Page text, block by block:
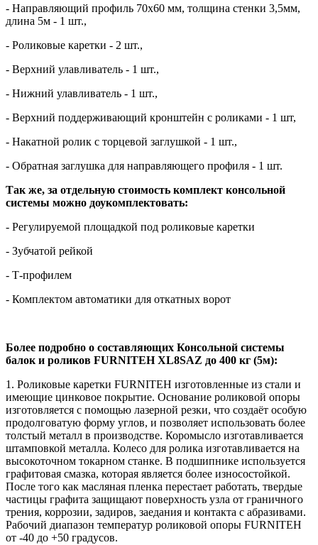
- Направляющий профиль 70х60 мм, толщина стенки 3,5мм,
длина 5м - 1 шт.,
- Роликовые каретки - 2 шт.,
- Верхний улавливатель - 1 шт.,
- Нижний улавливатель - 1 шт.,
- Верхний поддерживающий кронштейн с роликами - 1 шт,
- Накатной ролик с торцевой заглушкой - 1 шт.,
- Обратная заглушка для направляющего профиля - 1 шт.
Так же, за отдельную стоимость комплект консольной
системы можно доукомплектовать:
- Регулируемой площадкой под роликовые каретки
- Зубчатой рейкой
- Т-профилем
- Комплектом автоматики для откатных ворот
Более подробно о составляющих Консольной системы
балок и роликов FURNITEH XL8SAZ до 400 кг (5м):
1. Роликовые каретки FURNITEH изготовленные из стали и
имеющие цинковое покрытие. Основание роликовой опоры
изготовляется с помощью лазерной резки, что создаёт особую
продолговатую форму углов, и позволяет использовать более
толстый металл в производстве. Коромысло изготавливается
штамповкой металла. Колесо для ролика изготавливается на
высокоточном токарном станке. В подшипнике используется
графитовая смазка, которая является более износостойкой.
После того как масляная пленка перестает работать, твердые
частицы графита защищают поверхность узла от граничного
трения, коррозии, задиров, заедания и контакта с абразивами.
Рабочий диапазон температур роликовой опоры FURNITEH
от -40 до +50 градусов.